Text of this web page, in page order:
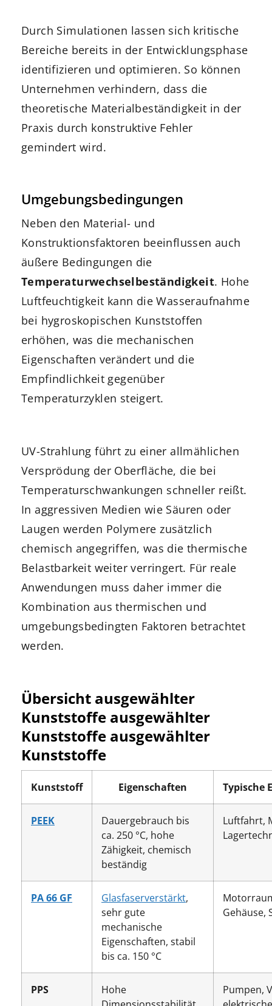
Durch Simulationen lassen sich kritische
Bereiche bereits in der Entwicklungsphase
identifizieren und optimieren. So können
Unternehmen verhindern, dass die
theoretische Materialbeständigkeit in der
Praxis durch konstruktive Fehler
gemindert wird.
Umgebungsbedingungen
Neben den Material- und
Konstruktionsfaktoren beeinflussen auch
äußere Bedingungen die
Temperaturwechselbeständigkeit. Hohe
Luftfeuchtigkeit kann die Wasseraufnahme
bei hygroskopischen Kunststoffen
erhöhen, was die mechanischen
Eigenschaften verändert und die
Empfindlichkeit gegenüber
Temperaturzyklen steigert.
UV-Strahlung führt zu einer allmählichen
Versprödung der Oberfläche, die bei
Temperaturschwankungen schneller reißt.
In aggressiven Medien wie Säuren oder
Laugen werden Polymere zusätzlich
chemisch angegriffen, was die thermische
Belastbarkeit weiter verringert. Für reale
Anwendungen muss daher immer die
Kombination aus thermischen und
umgebungsbedingten Faktoren betrachtet
werden.
Übersicht ausgewählter
Kunststoffe ausgewählter
Kunststoffe ausgewählter
Kunststoffe
Kunststoff Eigenschaften Typische
PEEK
Dauergebrauch bis
ca. 250 °C, hohe
Zähigkeit, chemisch
beständig
Luftfahrt,
PA 66 GF Glasfaserverstärkt,
sehr gute
mechanische
Eigenschaften, stabil
bis ca. 150 °C
Gehäuse,
PPS
Hohe
Pumpen,